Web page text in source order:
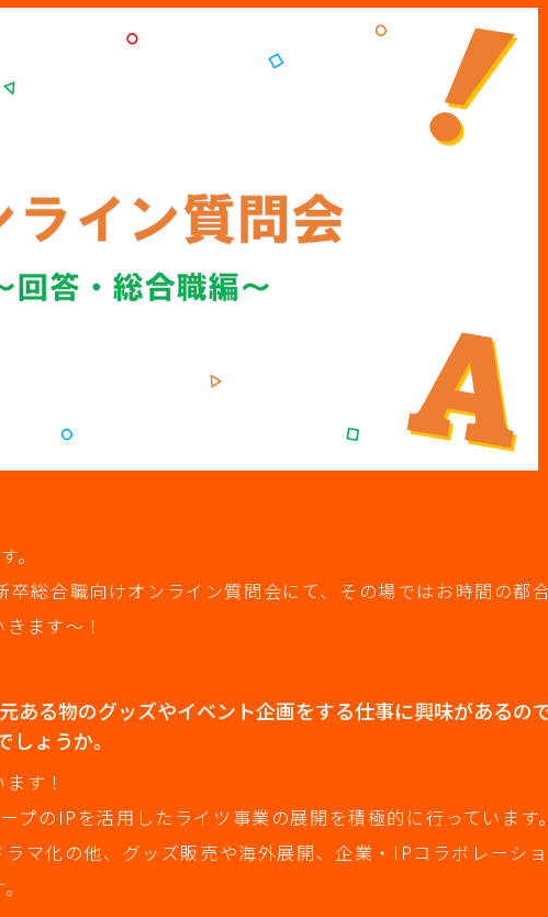
総合職向けオンライン質問会にて、その場ではお時間の都
ます～！
ある物のグッズやイベント企画をする仕事に興味があるの
ょうか。
す！
のIPを活用したライツ事業の展開を積極的に行っています。
マ化の他、グッズ販売や海外展開、企業・IPコラボレーシ